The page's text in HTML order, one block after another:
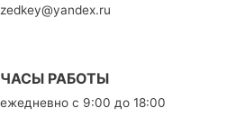
zedkey@yandex.ru
ЧАСЫ РАБОТЫ
ежедневно с 9:00 до 18:00